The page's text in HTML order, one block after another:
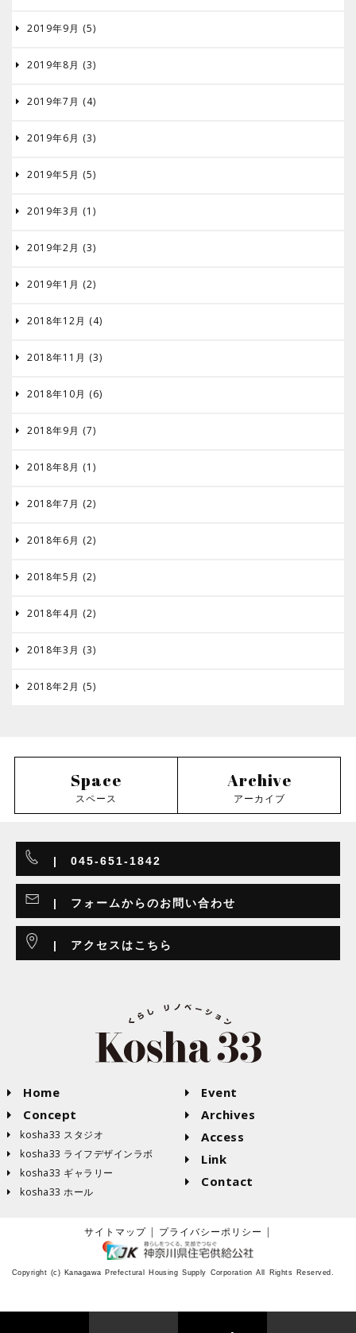
 2019年9月 (5)
 2019年8月 (3)
 2019年7月 (4)
 2019年6月 (3)
 2019年5月 (5)
 2019年3月 (1)
 2019年2月 (3)
 2019年1月 (2)
 2018年12月 (4)
 2018年11月 (3)
 2018年10月 (6)
 2018年9月 (7)
 2018年8月 (1)
 2018年7月 (2)
 2018年6月 (2)
 2018年5月 (2)
 2018年4月 (2)
 2018年3月 (3)
 2018年2月 (5)
Space
スペース
Archive
アーカイブ
| 045-651-1842
| フォームからのお問い合わせ
| アクセスはこちら
 Home
 Concept
 kosha33 スタジオ
 kosha33 ライフデザインラボ
 kosha33 ギャラリー
 kosha33 ホール
 Event
 Archives
 Access
 Link
 Contact
サイトマップ | プライバシーポリシー |
Copyright (c) Kanagawa Prefectural Housing Supply Corporation All Rights Reserved.